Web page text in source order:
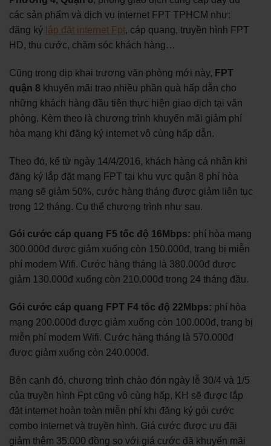
các sản phẩm và dịch vụ internet FPT TPHCM như:
đăng ký lắp đặt internet Fpt, cáp quang, truyền hình FPT
HD, thu cước, chăm sóc khách hàng…
Cũng trong dịp khai trương văn phòng mới này, FPT
quận 8 khuyến mãi trao nhiều phần quà hấp dẫn cho
những khách hàng đầu tiên thực hiện giao dịch tại văn
phòng. Kèm theo là chương trình khuyến mãi giảm phí
hòa mạng khi đăng ký internet vô cùng hấp dẫn.
Theo đó, kể từ ngày 14/4/2016, khách hàng cá nhân khi
đăng ký lắp đặt mạng FPT tại khu vực quận 8 phí hòa
mạng sẽ giảm 50%, cước hàng tháng được giảm liên tục
trong 12 tháng. Cụ thể chương trình như sau.
Gói cước cáp quang F5 tốc độ 16Mbps: phí hòa mạng
300.000đ được giảm xuống còn 150.000đ, trang bị miễn
phí modem Wifi. Cước hàng tháng là 380.000đ được
giảm 130.000đ xuống còn 210.000đ trong 24 tháng đầu.
Gói cước cáp quang FPT F4 tốc độ 22Mbps: phí hòa
mạng 200.000đ được giảm xuống còn 100.000đ, trang bị
miễn phí modem Wifi. Cước hàng tháng là 570.000đ
được giảm xuống còn 240.000đ.
Bên cạnh đó, chương trình chào đón ngày lễ 30/4 và 1/5
của truyền hình Fpt cũng vô cùng hấp, KH sẽ được lắp
đặt internet hoàn toàn miễn phí khi đăng ký gói cước
combo internet và truyền hình. Giá cước được ưu đãi
giảm thêm 35.000 đồng so với giá cước đã khuyến mãi